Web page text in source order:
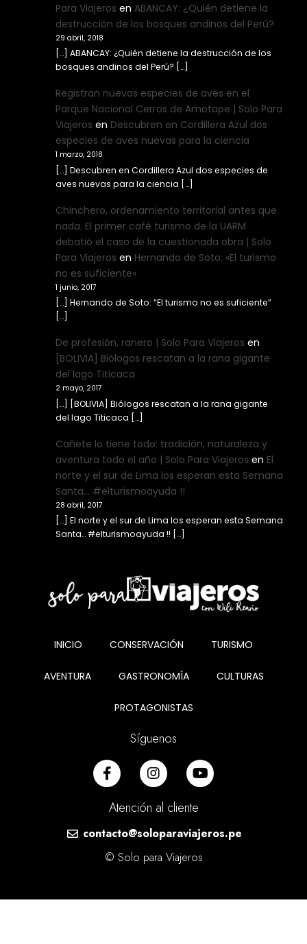
Para Viajeros en ABANCAY: ¿Quién detiene la
destrucción de los bosques andinos del Perú?
29 abril, 2018
[…] ABANCAY: ¿Quién detiene la destrucción de los
bosques andinos del Perú? […]
Registran nuevas especies de aves en el
Parque Nacional Cerros de Amotape | Solo Para
Viajeros en Descubren en Cordillera Azul dos
especies de aves nuevas para la ciencia
1 marzo, 2018
[…] Descubren en Cordillera Azul dos especies de
aves nuevas para la ciencia […]
Chinchero, ordenamiento territorial antes que
nada. El primer café turismo de la UARM
debatió el caso de la cuestionada obra | Solo
Para Viajeros en Hernando de Soto: «El turismo
no es suficiente»
1 junio, 2017
[…] Hernando de Soto: “El turismo no es suficiente”
[…]
De profesión, ranero | Solo Para Viajeros en
[BOLIVIA] Biólogos rescatan a la rana gigante
del lago Titicaca
2 mayo, 2017
[…] [BOLIVIA] Biólogos rescatan a la rana gigante
del lago Titicaca […]
Cañete lo tiene todo: tradición, naturaleza y
aventura todo el año | Solo Para Viajeros en El
norte y el sur de Lima los esperan esta Semana
Santa… #elturismoayuda !!
28 abril, 2017
[…] El norte y el sur de Lima los esperan esta Semana
Santa… #elturismoayuda !! […]
INICIO CONSERVACIÓN TURISMO
AVENTURA GASTRONOMÍA CULTURAS
PROTAGONISTAS
Síguenos
Atención al cliente
contacto@soloparaviajeros.pe
© Solo para Viajeros